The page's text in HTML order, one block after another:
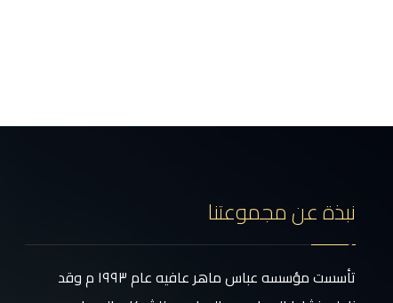
نبذة عن مجموعتنا
تأسست مؤسسه عباس ماهر عافيه عام ١٩٩٣ م وقد